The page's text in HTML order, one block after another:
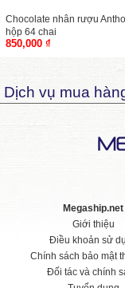
Chocolate nhân rượu
hộp 64 chai
850,000 ₫
Dịch vụ mua
Megaship.net
Giới thiệu
Điều khoản sử
Chính sách bảo mật
Đối tác và chính